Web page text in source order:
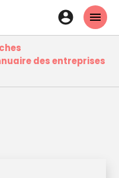
En-
tête
-
des entreprises